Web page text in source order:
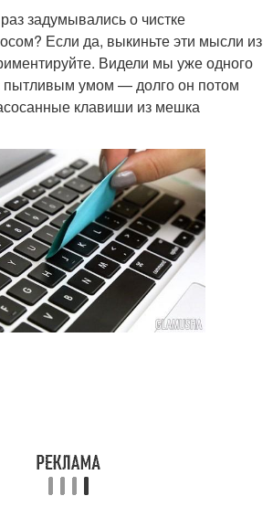
задумывались о чистке
Если да, выкиньте эти мысли из
Видели мы уже одного
пытливым умом — долго он потом
клавиши из мешка